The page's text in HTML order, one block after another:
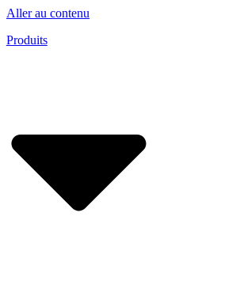
Aller au contenu
Produits